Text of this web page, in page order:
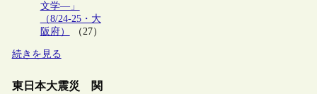
文学―」
（8/24-25・大
阪府）
（27）
続きを見る
東日本大震災 関